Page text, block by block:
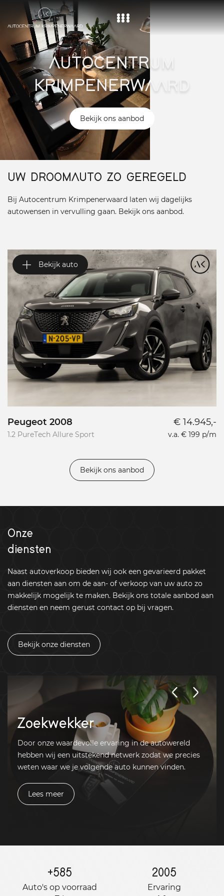
Home
Aanbod
Diensten
Over ons
Vacature
Contact
AUTOCENTRUM
KRIMPENERWAARD
Bekijk ons aanbod
UW DROOMAUTO ZO GEREGELD
Bij Autocentrum Krimpenerwaard laten wij dagelijks
autowensen in vervulling gaan. Bekijk ons aanbod.
Bekijk auto
Peugeot 2008
1.2 PureTech Allure Sport
€ 14.945,-
v.a. € 199 p/m
Bekijk ons aanbod
Onze
diensten
Naast autoverkoop bieden wij ook een gevarieerd pakket
aan diensten aan om de aan- of verkoop van uw auto zo
makkelijk mogelijk te maken. Bekijk ons totale aanbod aan
diensten en neem gerust contact op bij vragen.
Bekijk onze diensten
Zoekwekker
Door onze waardevolle ervaring in de autowereld
hebben wij een uitstekend netwerk zodat we precies
weten waar we je volgende auto kunnen vinden.
Lees meer
+585
Auto's op voorraad
2005
Ervaring